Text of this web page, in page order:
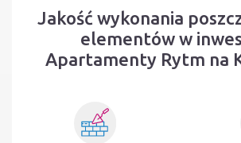
Jakość wykonania
elementów w
Apartamenty Rytm na